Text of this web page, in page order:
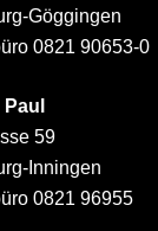
Göggingen
0821 90653-0
59
Inningen
0821 96955